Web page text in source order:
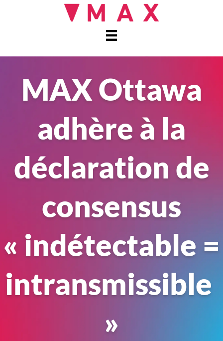
MAX Ottawa
adhère à la
déclaration de
consensus
« indétectable =
intransmissible
»